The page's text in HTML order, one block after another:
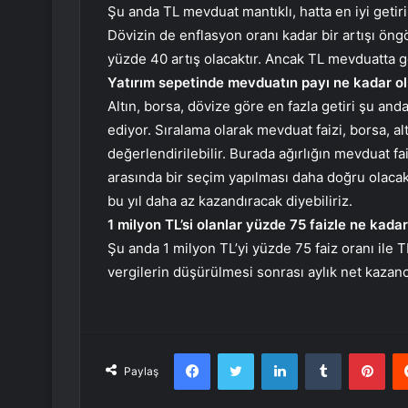
Şu anda TL mevduat mantıklı, hatta en iyi
Dövizin de enflasyon oranı kadar bir artışı
yüzde 40 artış olacaktır. Ancak TL mevduatta
Yatırım sepetinde mevduatın payı ne kadar
Altın, borsa, dövize göre en fazla getiri şu
ediyor. Sıralama olarak mevduat faizi, borsa,
değerlendirilebilir. Burada ağırlığın mevduat
arasında bir seçim yapılması daha doğru
bu yıl daha az kazandıracak diyebiliriz.
1 milyon TL’si olanlar yüzde 75 faizle ne
Şu anda 1 milyon TL’yi yüzde 75 faiz oranı ile
vergilerin düşürülmesi sonrası aylık net
Paylaş
FacebookTwitter LinkedInTumblr